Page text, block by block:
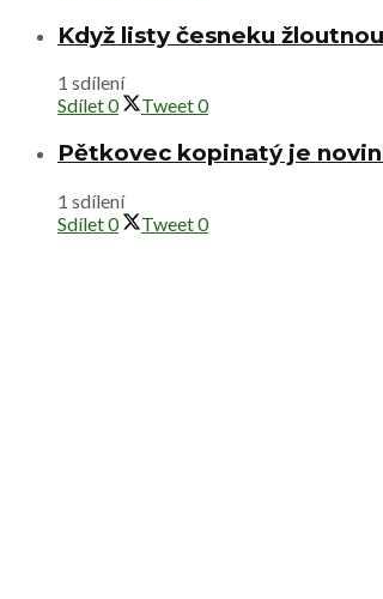
Když listy česneku
1 sdílení
Sdílet0 Tweet0
Pětkovec kopinatý je
1 sdílení
Sdílet0 Tweet0